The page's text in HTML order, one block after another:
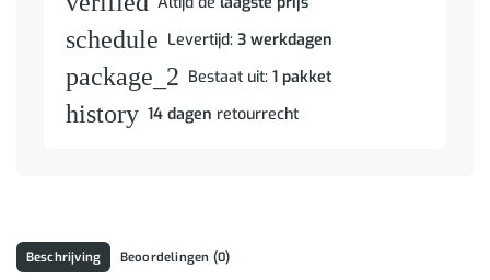
schedule Levertijd: 3 werkdagen
package_2 Bestaat uit: 1 pakket
history 14 dagen retourrecht
Beschrijving Beoordelingen (0)